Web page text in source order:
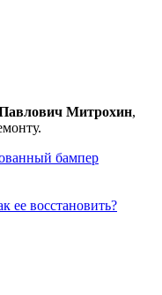
Митрохин,
бампер
ее восстановить?